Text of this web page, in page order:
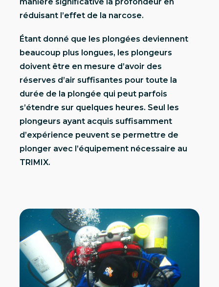
réduisant l’effet de la narcose.
Étant donné que les plongées deviennent
beaucoup plus longues, les plongeurs
doivent être en mesure d’avoir des
réserves d’air suffisantes pour toute la
durée de la plongée qui peut parfois
s’étendre sur quelques heures. Seul les
plongeurs ayant acquis suffisamment
d’expérience peuvent se permettre de
plonger avec l’équipement nécessaire au
TRIMIX.